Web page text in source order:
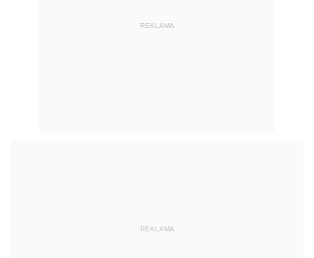
REKLAMA
REKLAMA